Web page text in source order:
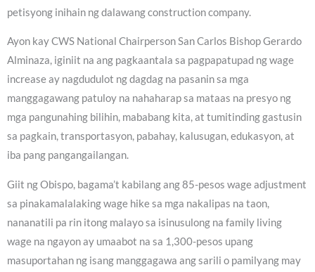
petisyong inihain ng dalawang construction company.
Ayon kay CWS National Chairperson San Carlos Bishop Gerardo
Alminaza, iginiit na ang pagkaantala sa pagpapatupad ng wage
increase ay nagdudulot ng dagdag na pasanin sa mga
manggagawang patuloy na nahaharap sa mataas na presyo ng
mga pangunahing bilihin, mababang kita, at tumitinding gastusin
sa pagkain, transportasyon, pabahay, kalusugan, edukasyon, at
iba pang pangangailangan.
Giit ng Obispo, bagama’t kabilang ang 85-pesos wage adjustment
sa pinakamalalaking wage hike sa mga nakalipas na taon,
nananatili pa rin itong malayo sa isinusulong na family living
wage na ngayon ay umaabot na sa 1,300-pesos upang
masuportahan ng isang manggagawa ang sarili o pamilyang may